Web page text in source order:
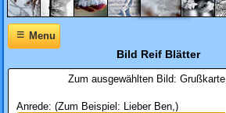
≡Menu
Bild Reif Blätter
Zum ausgewählten Bild: Grußkarte
Anrede: (Zum Beispiel: Lieber Ben,)